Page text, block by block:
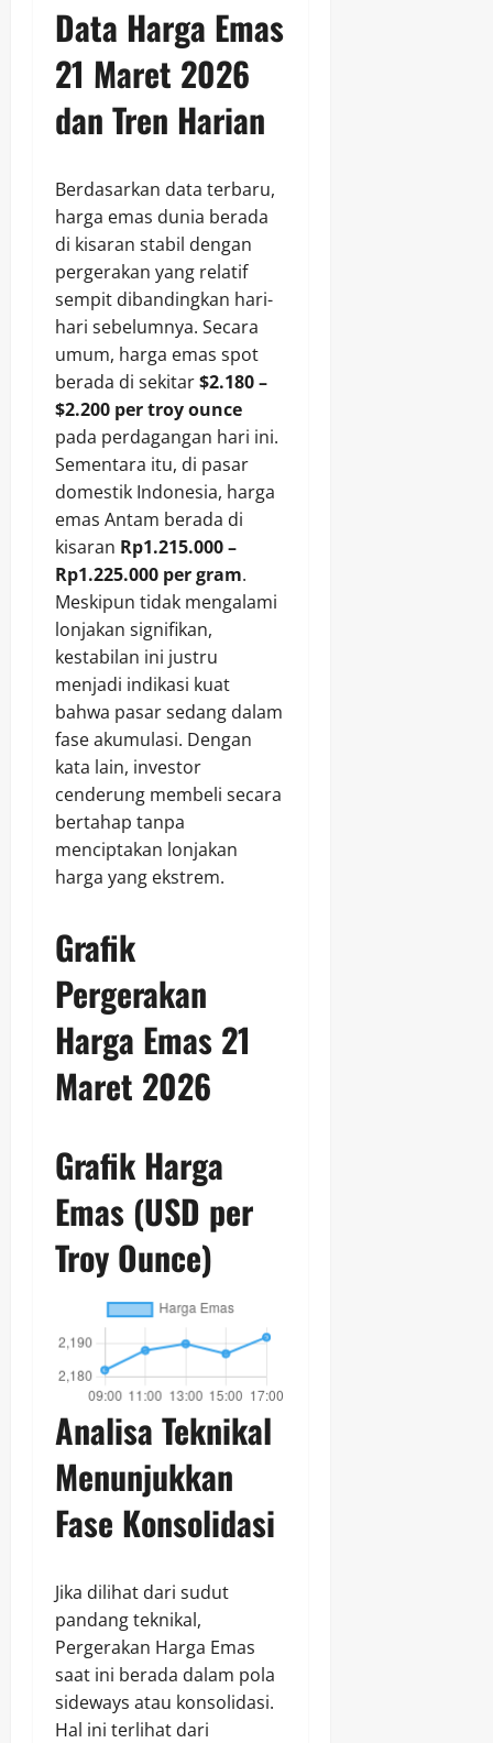
Data Harga Emas
21 Maret 2026
dan Tren Harian
Berdasarkan data terbaru,
harga emas dunia berada
di kisaran stabil dengan
pergerakan yang relatif
sempit dibandingkan hari-
hari sebelumnya. Secara
umum, harga emas spot
berada di sekitar$2.180 –
$2.200 per troy ounce
pada perdagangan hari ini.
Sementara itu, di pasar
domestik Indonesia, harga
emas Antam berada di
kisaran Rp1.215.000 –
Rp1.225.000 per gram.
Meskipun tidak mengalami
lonjakan signifikan,
kestabilan ini justru
menjadi indikasi kuat
bahwa pasar sedang dalam
fase akumulasi. Dengan
kata lain, investor
cenderung membeli secara
bertahap tanpa
menciptakan lonjakan
harga yang ekstrem.
Grafik
Pergerakan
Harga Emas 21
Maret 2026
Grafik Harga
Emas (USD per
Troy Ounce)
Analisa Teknikal
Menunjukkan
Fase Konsolidasi
Jika dilihat dari sudut
pandang teknikal,
Pergerakan Harga Emas
saat ini berada dalam pola
sideways atau konsolidasi.
Hal ini terlihat dari